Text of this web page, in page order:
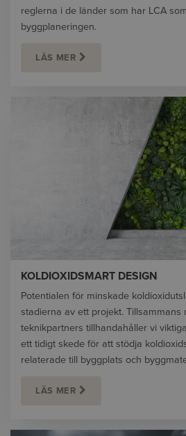
reglerna i de länder som har LCA
byggplaneringen.
LÄS MER
KOLDIOXIDSMART DESIGN
Potentialen för minskade
stadierna av ett projekt. Tillsammans
teknikpartners tillhandahåller vi
ett tidigt skede för att stödja
relaterade till byggplats och
LÄS MER